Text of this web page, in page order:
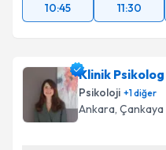
10:45
11:30
Klinik
Psikoloji +1diğer
Ankara, Çankaya